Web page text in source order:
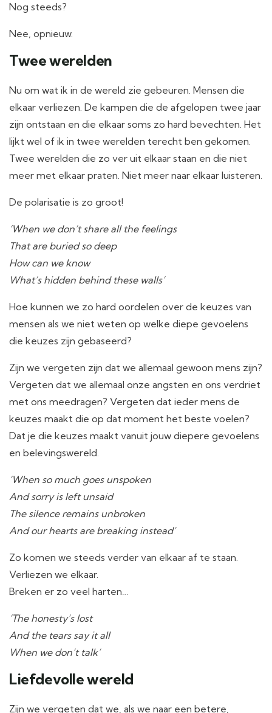
Nog steeds?
Nee, opnieuw.
Twee werelden
Nu om wat ik in de wereld zie gebeuren. Mensen die
elkaar verliezen. De kampen die de afgelopen twee jaar
zijn ontstaan en die elkaar soms zo hard bevechten. Het
lijkt wel of ik in twee werelden terecht ben gekomen.
Twee werelden die zo ver uit elkaar staan en die niet
meer met elkaar praten. Niet meer naar elkaar luisteren.
De polarisatie is zo groot!
‘When we don’t share all the feelings
That are buried so deep
How can we know
What’s hidden behind these walls’
Hoe kunnen we zo hard oordelen over de keuzes van
mensen als we niet weten op welke diepe gevoelens
die keuzes zijn gebaseerd?
Zijn we vergeten zijn dat we allemaal gewoon mens zijn?
Vergeten dat we allemaal onze angsten en ons verdriet
met ons meedragen? Vergeten dat ieder mens de
keuzes maakt die op dat moment het beste voelen?
Dat je die keuzes maakt vanuit jouw diepere gevoelens
en belevingswereld.
‘When so much goes unspoken
And sorry is left unsaid
The silence remains unbroken
And our hearts are breaking instead’
Zo komen we steeds verder van elkaar af te staan.
Verliezen we elkaar.
Breken er zo veel harten…
‘The honesty’s lost
And the tears say it all
When we don’t talk’
Liefdevolle wereld
Zijn we vergeten dat we, als we naar een betere,